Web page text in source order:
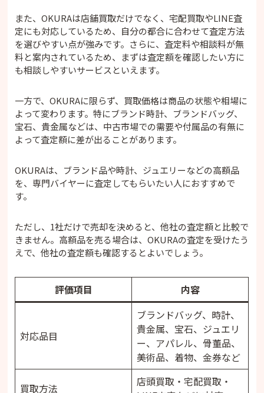
・店頭買取の流れ
・宅配買取の流れ
・LINE査定の流れ
OKURAの店舗情報・対応エリア
・OKURAは査定だけでも利用できますか？
・OKURAの査定料は無料ですか？
・OKURAはどんな買取方法に対応しています
か？
・OKURAで買取できないものはありますか？
・OKURAの宅配買取は送料がかかりますか？
か？
・OKURAは店舗が近くになくても利用できます
か？
まとめ｜OKURAはブランド品・時計・ジュエリー
を売りたい人におすすめ
また、OKURAは店舗買取だけでなく、宅配買取やLINE査
定にも対応しているため、自分の都合に合わせて査定方法
を選びやすい点が強みです。さらに、査定料や相談料が無
料と案内されているため、まずは査定額を確認したい方に
も相談しやすいサービスといえます。
一方で、OKURAに限らず、買取価格は商品の状態や相場に
よって変わります。特にブランド時計、ブランドバッグ、
宝石、貴金属などは、中古市場での需要や付属品の有無に
よって査定額に差が出ることがあります。
OKURAは、ブランド品や時計、ジュエリーなどの高額品
を、専門バイヤーに査定してもらいたい人におすすめで
す。
ただし、1社だけで売却を決めると、他社の査定額と比較で
きません。高額品を売る場合は、OKURAの査定を受けたう
えで、他社の査定額も確認するとよいでしょう。
評価項目 内容
対応品目
ブランドバッグ、時計、
貴金属、宝石、ジュエリ
ー、アパレル、骨董品、
美術品、着物、金券など
買取方法
店頭買取・宅配買取・